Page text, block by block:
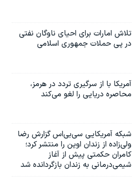
تلاش امارات برای احیای ناوگان نفتی
در پی حملات جمهوری اسلامی
آمریکا با از سرگیری تردد در هرمز،
محاصره دریایی را لغو می‌کند
شبکه آمریکایی سی‌بی‌‌اس گزارش رضا
ولی‌زاده از زندان اوین را منتشر کرد؛
کامران حکمتی پیش از آغاز
شیمی‌درمانی به زندان بازگردانده شد